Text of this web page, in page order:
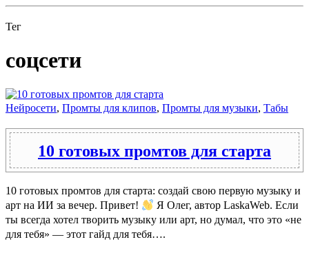
Тег
соцсети
Нейросети, Промты для клипов, Промты для музыки, Табы
10 готовых промтов для старта
10 готовых промтов для старта: создай свою первую музыку и
арт на ИИ за вечер. Привет!
Я Олег, автор LaskaWeb. Если
ты всегда хотел творить музыку или арт, но думал, что это «не
для тебя» — этот гайд для тебя….